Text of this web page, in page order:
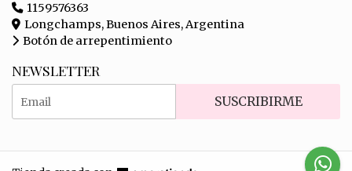
1159576363
Longchamps, Buenos Aires, Argentina
Botón de arrepentimiento
NEWSLETTER
SUSCRIBIRME